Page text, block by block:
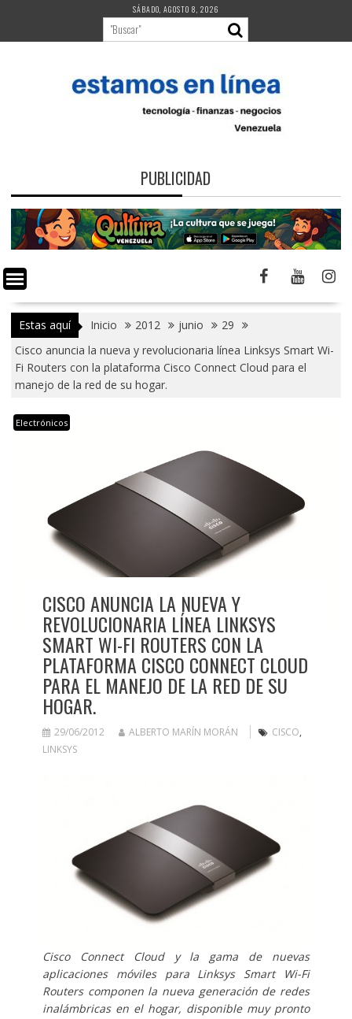
contenido
SÁBADO, AGOSTO 8, 2026
PUBLICIDAD
Estas aquí Inicio 2012 junio
29
Cisco anuncia la nueva y revolucionaria línea Linksys Smart Wi-
Fi Routers con la plataforma Cisco Connect Cloud para el
manejo de la red de su hogar.
Electrónicos
CISCO ANUNCIA LA NUEVA Y
REVOLUCIONARIA LÍNEA LINKSYS
SMART WI-FI ROUTERS CON LA
PLATAFORMA CISCO CONNECT CLOUD
PARA EL MANEJO DE LA RED DE SU
HOGAR.
29/06/2012 ALBERTO MARÍN MORÁN CISCO,
LINKSYS
Cisco Connect Cloud y la gama de nuevas
aplicaciones móviles para Linksys Smart Wi-Fi
Routers componen la nueva generación de redes
inalámbricas en el hogar, disponible muy pronto